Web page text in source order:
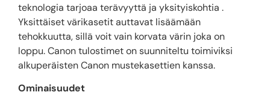
teknologia tarjoaa terävyyttä ja yksityiskohtia .
Yksittäiset värikasetit auttavat lisäämään
tehokkuutta, sillä voit vain korvata värin joka on
loppu. Canon tulostimet on suunniteltu toimiviksi
alkuperäisten Canon mustekasettien kanssa.
Ominaisuudet